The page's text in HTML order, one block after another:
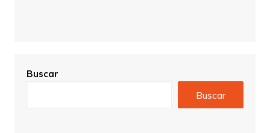
Buscar
Buscar